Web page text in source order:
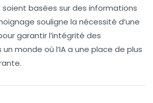
basées sur des informations
souligne la nécessité d’une
garantir l’intégrité des
monde où l’IA a une place de plus